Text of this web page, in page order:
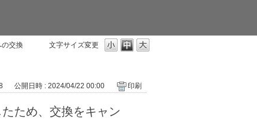
文字サイズ変更
交換
公開日時 : 2024/04/22 00:00 印刷
ため、交換をキャン